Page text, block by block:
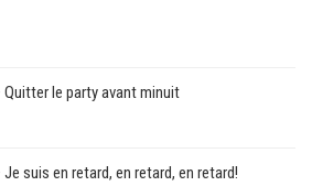
Quitter le party avant minuit
suis en retard, en retard, en retard!